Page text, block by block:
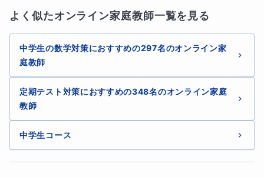
⭐️授業の進め方⭐️
よく似たオンライン家庭教師一覧を見る
中学生の数学対策におすすめの297名のオンライン家
庭教師
定期テスト対策におすすめの348名のオンライン家庭
教師
中学生コース